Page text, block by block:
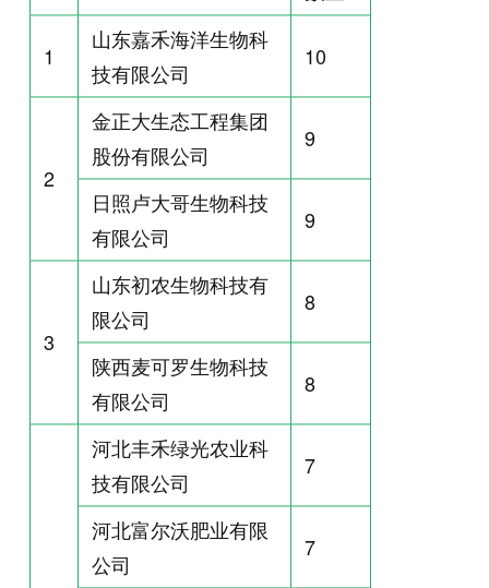
1
山东嘉禾海洋生物科
技有限公司
10
2
金正大生态工程集团
股份有限公司
9
日照卢大哥生物科技
有限公司
9
3
山东初农生物科技有
限公司
8
陕西麦可罗生物科技
有限公司
8
河北丰禾绿光农业科
技有限公司
7
河北富尔沃肥业有限
公司
7